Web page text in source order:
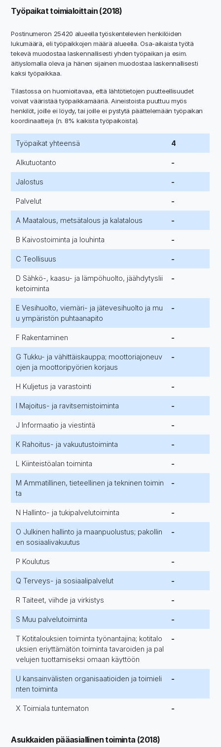
Työpaikat toimialoittain (2018)
Postinumeron 25420 alueella työskentelevien henkilöiden
lukumäärä, eli työpaikkojen määrä alueella. Osa-aikaista työtä
tekevä muodostaa laskennallisesti yhden työpaikan ja esim.
äitiyslomalla oleva ja hänen sijainen muodostaa laskennallisesti
kaksi työpaikkaa.
Tilastossa on huomioitavaa, että lähtötietojen puutteellisuudet
voivat vääristää työpaikkamääriä. Aineistoista puuttuu myös
henkilöt, joille ei löydy, tai joille ei pystytä päättelemään työpaikan
koordinaatteja (n. 8% kaikista työpaikoista).
Työpaikat yhteensä 4
Alkutuotanto -
Jalostus -
Palvelut -
A Maatalous, metsätalous ja kalatalous -
B Kaivostoiminta ja louhinta -
C Teollisuus -
D Sähkö-, kaasu- ja lämpöhuolto, jäähdytyslii
ketoiminta
-
E Vesihuolto, viemäri- ja jätevesihuolto ja mu
u ympäristön puhtaanapito
-
F Rakentaminen -
G Tukku- ja vähittäiskauppa; moottoriajoneuv
ojen ja moottoripyörien korjaus
-
H Kuljetus ja varastointi -
I Majoitus- ja ravitsemistoiminta -
J Informaatio ja viestintä -
K Rahoitus- ja vakuutustoiminta -
L Kiinteistöalan toiminta -
M Ammatillinen, tieteellinen ja tekninen toimin
ta
-
N Hallinto- ja tukipalvelutoiminta -
O Julkinen hallinto ja maanpuolustus; pakollin
en sosiaalivakuutus
-
P Koulutus -
Q Terveys- ja sosiaalipalvelut -
R Taiteet, viihde ja virkistys -
S Muu palvelutoiminta -
T Kotitalouksien toiminta työnantajina; kotitalo
uksien eriyttämätön toiminta tavaroiden ja pal
velujen tuottamiseksi omaan käyttöön
-
U kansainvälisten organisaatioiden ja toimieli
nten toiminta
-
X Toimiala tuntematon -
Asukkaiden pääasiallinen toiminta (2018)